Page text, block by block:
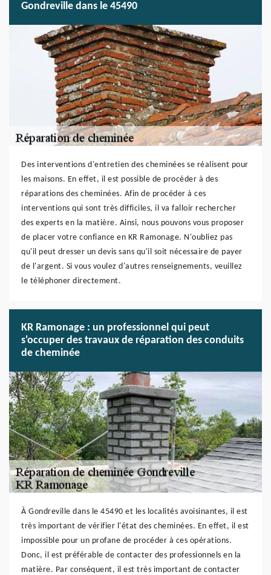
Gondreville dans le 45490
Des interventions d'entretien des cheminées se réalisent pour
les maisons. En effet, il est possible de procéder à des
réparations des cheminées. Afin de procéder à ces
interventions qui sont très difficiles, il va falloir rechercher
des experts en la matière. Ainsi, nous pouvons vous proposer
de placer votre confiance en KR Ramonage. N'oubliez pas
qu'il peut dresser un devis sans qu'il soit nécessaire de payer
de l'argent. Si vous voulez d'autres renseignements, veuillez
le téléphoner directement.
KR Ramonage : un professionnel qui peut
s'occuper des travaux de réparation des conduits
de cheminée
À Gondreville dans le 45490 et les localités avoisinantes, il est
très important de vérifier l'état des cheminées. En effet, il est
impossible pour un profane de procéder à ces opérations.
Donc, il est préférable de contacter des professionnels en la
matière. Par conséquent, il est très important de contacter